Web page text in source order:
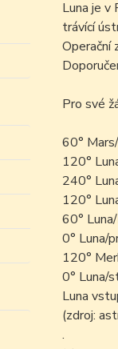
Luna je v
trávící
Operační
Pro své
60°
120°
240°
120°
60°
0° Luna/
120°
0° Luna/
Luna
(zdroj:
.